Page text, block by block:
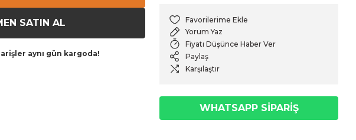
SATIN AL
aynı gün kargoda!
Yorum Yaz
Fiyatı Düşünce Haber Ver
Paylaş
Karşılaştır
WHATSAPP SİPARİŞ